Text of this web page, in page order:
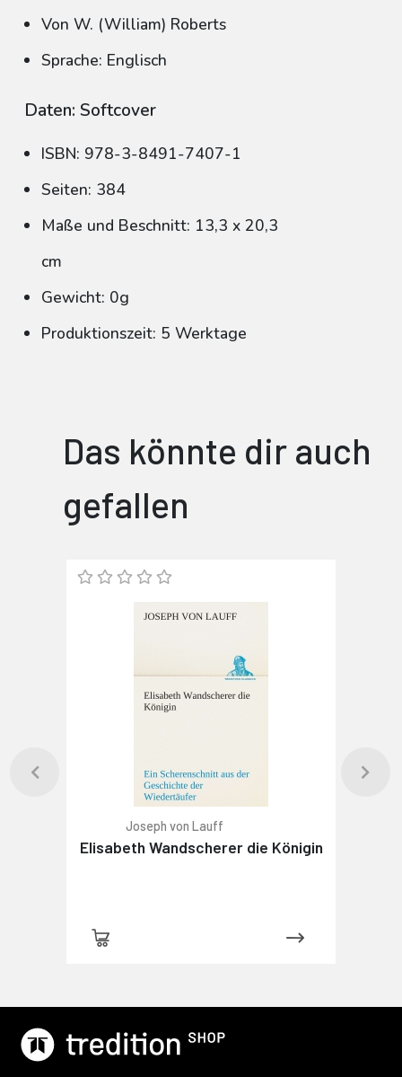
Von W. (William) Roberts
Sprache: Englisch
Daten: Softcover
ISBN: 978-3-8491-7407-1
Seiten: 384
Maße und Beschnitt: 13,3 x 20,3
cm
Gewicht: 0g
Produktionszeit: 5 Werktage
Das könnte dir auch
gefallen
Joseph von Lauff
Elisabeth Wandscherer die Königin